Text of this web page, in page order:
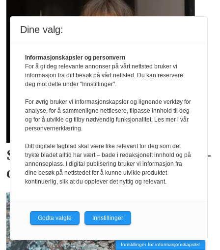
Skyhøy interesse forlandslags­
drakter
Innstillinger for informasjonskapsler
Dine valg:
Informasjonskapsler og personvern
For å gi deg relevante annonser på vårt nettsted bruker vi
informasjon fra ditt besøk på vårt nettsted. Du kan reservere
deg mot dette under "Innstillinger".
For øvrig bruker vi informasjonskapsler og lignende verktøy for
analyse, for å sammenligne nettlesere, tilpasse innhold til deg
og for å utvikle og tilby nødvendig funksjonalitet. Les mer i vår
personvernerklæring.
Ditt digitale fagblad skal være like relevant for deg som det
trykte bladet alltid har vært – bade i redaksjonelt innhold og på
annonseplass. I digital publisering bruker vi informasjon fra
dine besøk på nettstedet for å kunne utvikle produktet
kontinuerlig, slik at du opplever det nyttig og relevant.
Godta valgte Innstillinger